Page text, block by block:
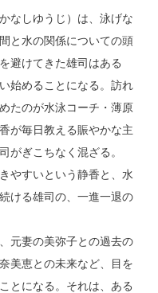
なしゆうじ）は、泳げな
と水の関係についての頭
避けてきた雄司はある
始めることになる。訪れ
たのが水泳コーチ・薄原
が毎日教える賑やかな主
がぎこちなく混ざる。
やすいという静香と、水
ける雄司の、一進一退の
元妻の美弥子との過去の
美恵との未来など、目を
とになる。それは、ある